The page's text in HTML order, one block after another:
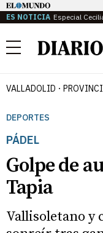
ES NOTICIA Especial
Menú
VALLADOLID
DEPORTES
PÁDEL
Golpe de
Tapia
Vallisoletano y